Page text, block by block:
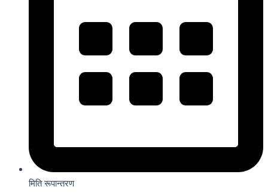
मिति रूपान्तरण